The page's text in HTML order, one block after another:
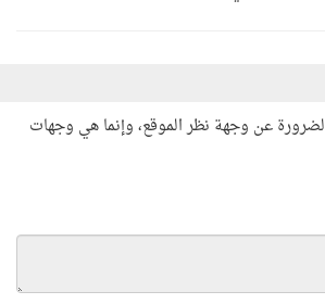
عن وجهة نظر الموقع، وإنما هي وجهات